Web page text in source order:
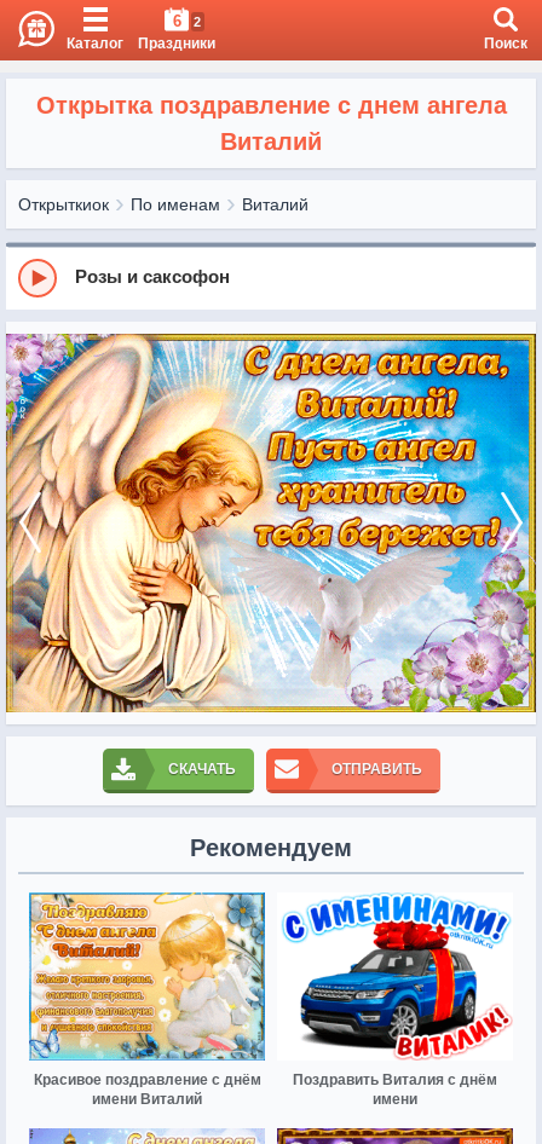
Каталог
6 2
Праздники Поиск
Открытка поздравление с днем ангела
Виталий
Открыткиок По именам Виталий
Розы и саксофон
СКАЧАТЬ ОТПРАВИТЬ
Рекомендуем
Красивое поздравление с днём
имени Виталий
Поздравить Виталия с днём
имени